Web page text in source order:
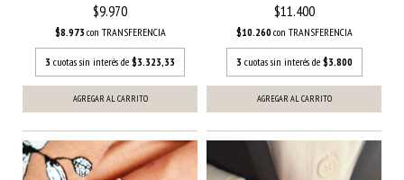
$9.970
$8.973 con TRANSFERENCIA
3 cuotas sin interés de $3.323,33
$11.400
$10.260con TRANSFERENCIA
3 cuotas sin interés de $3.800